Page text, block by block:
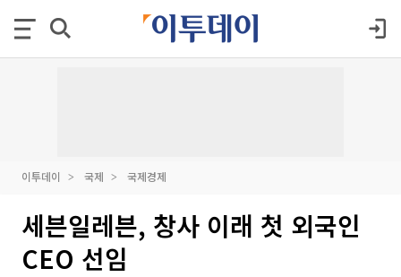
이투데이 국제 국제경제
세븐일레븐, 창사 이래 첫 외국인
CEO 선임